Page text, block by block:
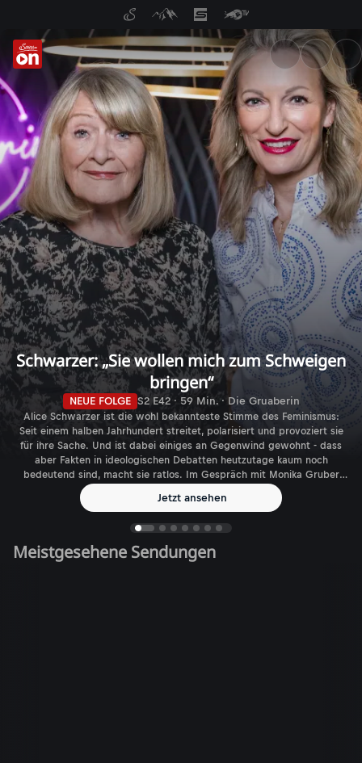
ServusTV On: Livestreams,
Schwarzer: „Sie wollen mich zum Schweigen
bringen“
NEUE FOLGE S2 E42 · 59 Min. · Die Gruaberin
Alice Schwarzer ist die wohl bekannteste Stimme des Feminismus:
Seit einem halben Jahrhundert streitet, polarisiert und provoziert sie
für ihre Sache. Und ist dabei einiges an Gegenwind gewohnt - dass
aber Fakten in ideologischen Debatten heutzutage kaum noch
bedeutend sind, macht sie ratlos. Im Gespräch mit Monika Gruber
spricht die Journalistin, Autorin und Verlegerin über den aktuellen
Feminismus - und die gefühlt immer größer werdende Zahl
Jetzt ansehen
Meistgesehene Sendungen